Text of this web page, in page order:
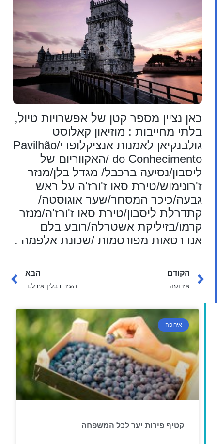
כאן נציין מספר קטן של אפשרויות טיול,
בלתי מחייבות : מוזיאון קאלוסט
גולבנקיאן לאמנות אנציקלופדי/Pavilhão
do Conhecimento /האקווריום של
ליסבון/נסיעה ברכבל/ מגדל בלן/מנזר
ז'רונימוש/טירת סאו ז'ורז'ה על ראש
גבעה/כיכר המסחר/שער אוגוסטה/
קתדרלת ליסבון/טירת סאו ז'ורז'ה/מנזר
קרמו/בזיליקת אשטרלה/רובע בלם
אנדרטאות מפורסמות /שכונת אלפמה .
הקודם
אירופה
הבא
העיר דבלין אירלנד
אירופה
קטיף פירות יער לכל המשפחה